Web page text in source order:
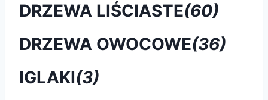
DRZEWA LIŚCIASTE(60)
DRZEWA OWOCOWE(36)
IGLAKI(3)